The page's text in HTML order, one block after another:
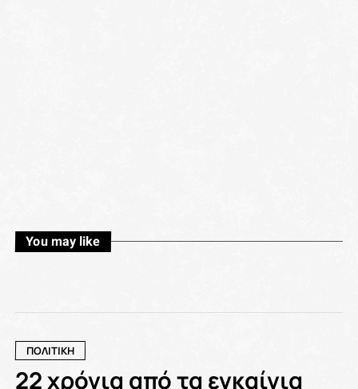
You may like
ΠΟΛΙΤΙΚΗ
22 χρόνια από τα εγκαίνια